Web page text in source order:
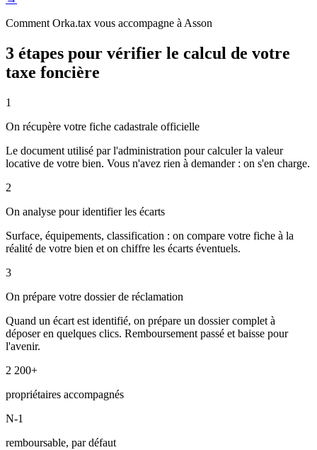
Comment Orka.tax vous accompagne à Asson
3 étapes pour vérifier le calcul de votre
taxe foncière
1
On récupère votre fiche cadastrale officielle
Le document utilisé par l'administration pour calculer la valeur
locative de votre bien. Vous n'avez rien à demander : on s'en charge.
2
On analyse pour identifier les écarts
Surface, équipements, classification : on compare votre fiche à la
réalité de votre bien et on chiffre les écarts éventuels.
3
On prépare votre dossier de réclamation
Quand un écart est identifié, on prépare un dossier complet à
déposer en quelques clics. Remboursement passé et baisse pour
l'avenir.
2 200+
propriétaires accompagnés
N-1
remboursable, par défaut